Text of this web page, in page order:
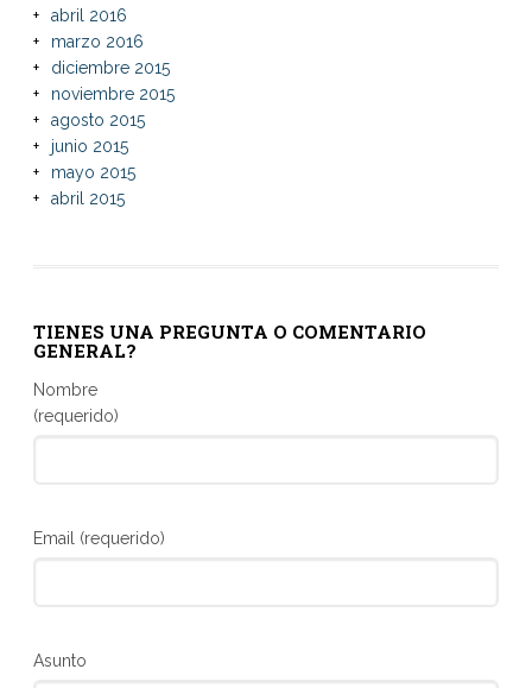
abril 2016
marzo 2016
diciembre 2015
noviembre 2015
agosto 2015
junio 2015
mayo 2015
abril 2015
TIENES UNA PREGUNTA O COMENTARIO
GENERAL?
Nombre
(requerido)
Email (requerido)
Asunto